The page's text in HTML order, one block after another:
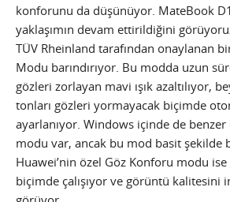
konforunu da düşünüyor. MateBook
yaklaşımın devam ettirildiğini
TÜV Rheinland tarafından onaylanan
Modu barındırıyor. Bu modda uzun
gözleri zorlayan mavi ışık azaltılıyor,
tonları gözleri yormayacak biçimde
ayarlanıyor. Windows içinde de benzer
modu var, ancak bu mod basit şekilde
Huawei’nin özel Göz Konforu modu ise
biçimde çalışıyor ve görüntü kalitesini